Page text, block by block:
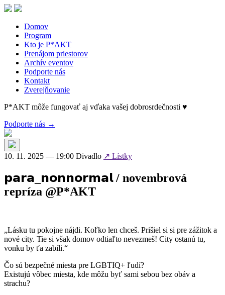
Skip
content
Domov
Program
Kto je P*AKT
Prenájom priestorov
Archív eventov
Podporte nás
Kontakt
Zverejňovanie
P*AKT môže fungovať aj vďaka vašej dobrosrdečnosti ♥
Podporte nás →
10. 11. 2025 — 19:00 Divadlo ↗ Lístky
𝗽𝗮𝗿𝗮_𝗻𝗼𝗻𝗻𝗼𝗿𝗺𝗮𝗹 / novembrová
repríza @P*AKT
„Lásku tu pokojne nájdi. Koľko len chceš. Prišiel si si pre zážitok a
nové city. Tie si však domov odtiaľto nevezmeš! City ostanú tu,
vonku by ťa zabili.“
Čo sú bezpečné miesta pre LGBTIQ+ ľudí?
Existujú vôbec miesta, kde môžu byť sami sebou bez obáv a
strachu?